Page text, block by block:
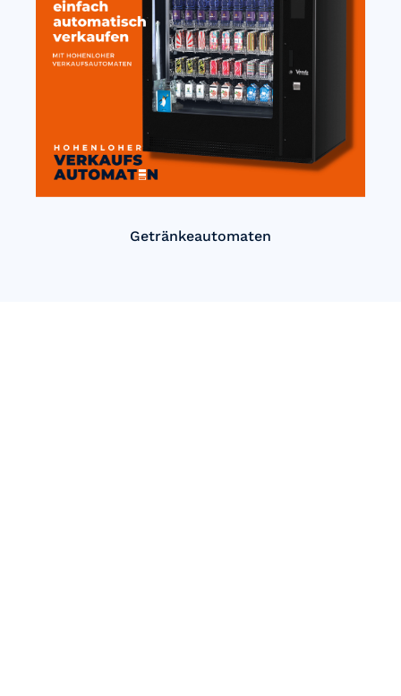
Getränkeautomaten